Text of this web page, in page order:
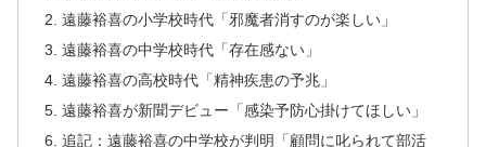
遠藤裕喜の小学校時代「邪魔者消すのが楽しい」
遠藤裕喜の中学校時代「存在感ない」
遠藤裕喜の高校時代「精神疾患の予兆」
遠藤裕喜が新聞デビュー「感染予防心掛けてほしい」
追記：遠藤裕喜の中学校が判明「顧問に叱られて部活